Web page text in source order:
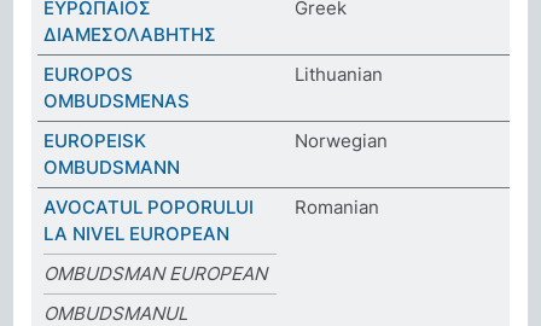
ΕΥΡΩΠΑΙΟΣ
ΔΙΑΜΕΣΟΛΑΒΗΤΗΣ
Greek
EUROPOS
OMBUDSMENAS
Lithuanian
EUROPEISK
OMBUDSMANN
Norwegian
AVOCATUL POPORULUI
LA NIVEL EUROPEAN
Romanian
OMBUDSMAN EUROPEAN
OMBUDSMANUL